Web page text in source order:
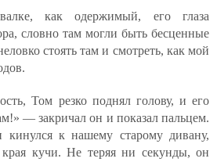
как одержимый, его глаза
словно там могли быть бесценные
стоять там и смотреть, как мой
Том резко поднял голову, и его
— закричал он и показал пальцем.
к нашему старому дивану,
кучи. Не теряя ни секунды, он